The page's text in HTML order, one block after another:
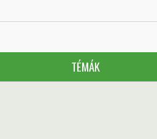
TÉMÁK